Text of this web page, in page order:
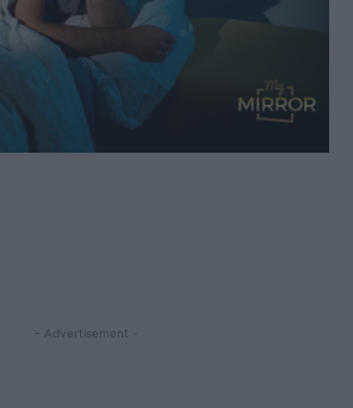
- Advertisement -